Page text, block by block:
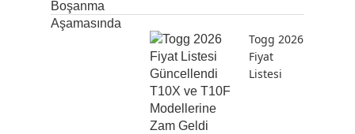
Togg 2026
Fiyat
Listesi